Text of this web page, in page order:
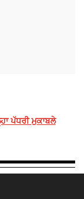
ਪੱਧਰੀ ਮੁਕਾਬਲੇ